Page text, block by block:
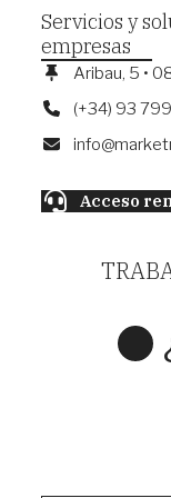
Servicios y
empresas
Aribau, 5 •
(+34) 93
Acceso